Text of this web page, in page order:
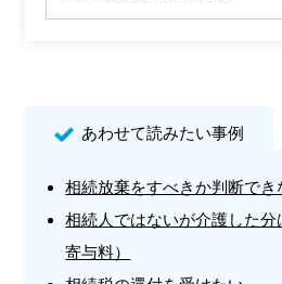
あわせて読みたい事例
相続放棄をすべきか判断でき
相続人ではないが介護した分
寄与料）